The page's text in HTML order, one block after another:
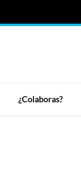
¿Colaboras?